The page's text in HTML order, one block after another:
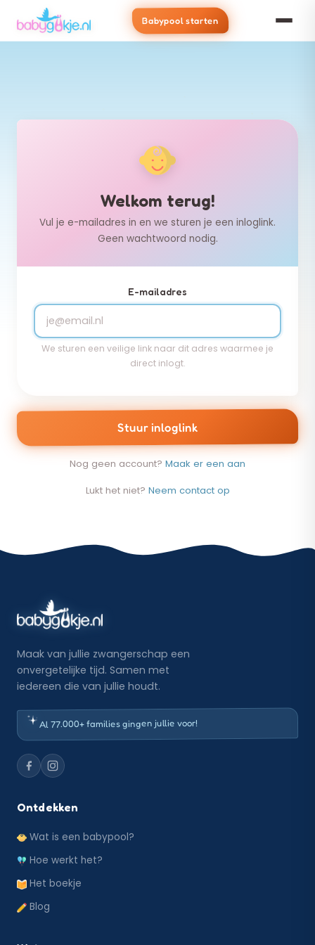
Babypool starten
Welkom terug!
Vul je e-mailadres in en we sturen je een inloglink.
Geen wachtwoord nodig.
E-mailadres
We sturen een veilige link naar dit adres waarmee je
direct inlogt.
Stuur inloglink
Nog geen account? Maak er een aan
Lukt het niet? Neem contact op
Maak van jullie zwangerschap een
onvergetelijke tijd. Samen met
iedereen die van jullie houdt.
Al 77.000+ families gingen jullie voor!
Ontdekken
Wat is een babypool?
Hoe werkt het?
Het boekje
Blog